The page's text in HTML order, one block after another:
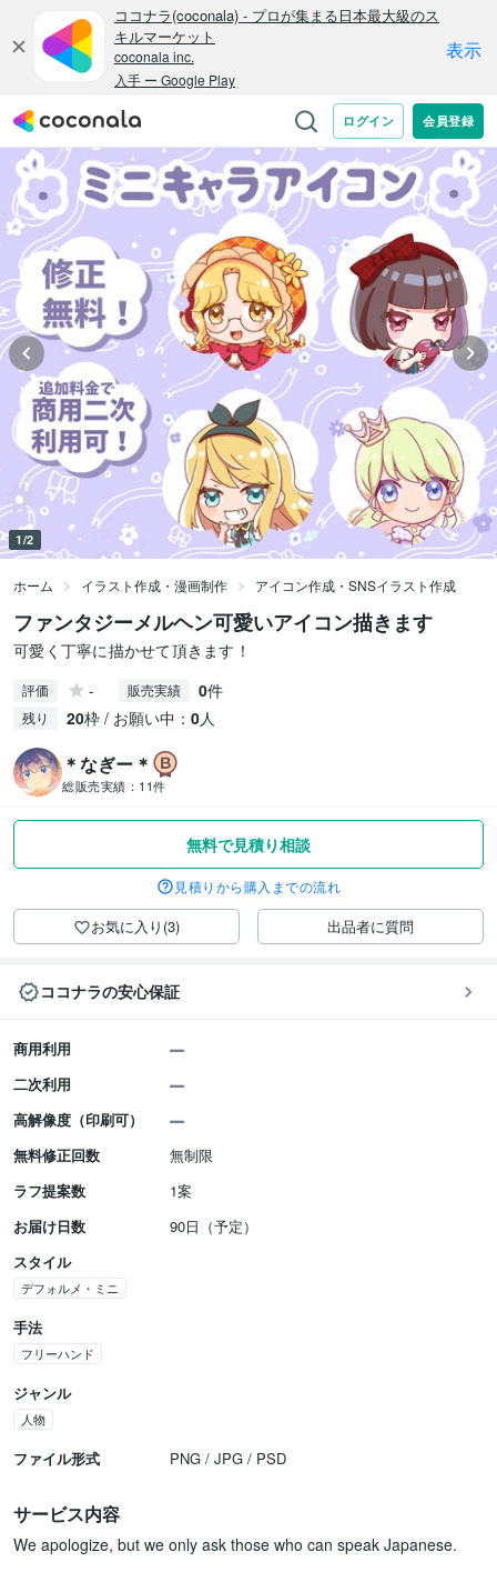
1/2
ホーム イラスト作成・漫画制作 アイコン作成・SNSイラスト作成
ファンタジーメルヘン可愛いアイコン描きます
可愛く丁寧に描かせて頂きます！
評価 - 販売実績 0件
残り 20枠 / お願い中： 0人
＊なぎー＊
総販売実績： 11件
無料で見積り相談
見積りから購入までの流れ
お気に入り(3) 出品者に質問
ココナラの安心保証
商用利用
二次利用
高解像度（印刷可）
無料修正回数
無制限
ラフ提案数
1案
お届け日数
90日（予定）
スタイル
デフォルメ・ミニ
手法
フリーハンド
ジャンル
人物
ファイル形式 PNG / JPG / PSD
サービス内容
We apologize, but we only ask those who can speak Japanese.